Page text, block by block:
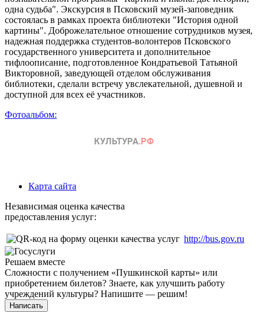
одна судьба". Экскурсия в Псковский музей-заповедник
состоялась в рамках проекта библиотеки "История одной
картины". Доброжелательное отношение сотрудников музея,
надежная поддержка студентов-волонтеров Псковского
государственного университета и дополнительное
тифлоописание, подготовленное Кондратьевой Татьяной
Викторовной, заведующей отделом обслуживания
библиотеки, сделали встречу увслекательной, душевной и
доступной для всех её участников.
Фотоальбом:
Карта сайта
Независимая оценка качества
предоставления услуг:
http://bus.gov.ru
Решаем вместе
Сложности с получением «Пушкинской карты» или
приобретением билетов? Знаете, как улучшить работу
учреждений культуры? Напишите — решим!
Написать